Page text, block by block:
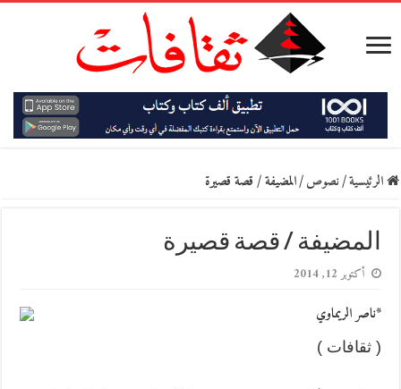
الرئيسية/نصوص/المضيفة / قصة قصيرة
المضيفة / قصة قصيرة
أكتوبر 12, 2014
*ناصر الريماوي
( ثقافات )